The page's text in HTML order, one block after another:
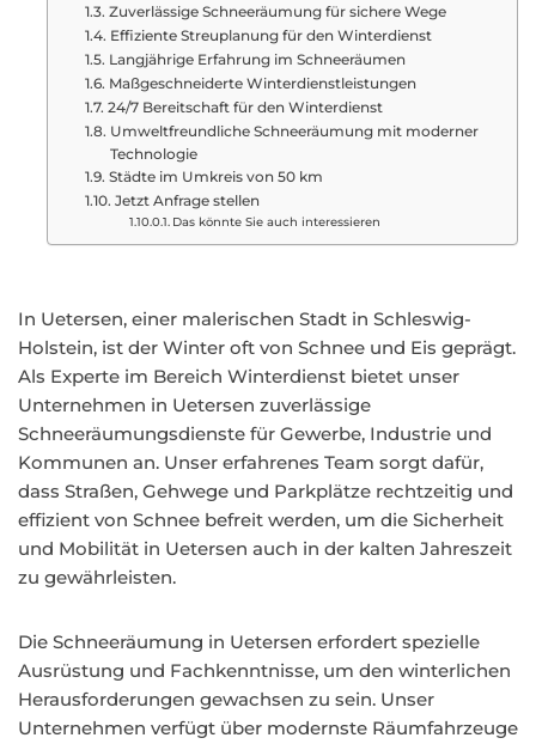
Zuverlässige Schneeräumung für sichere Wege
Effiziente Streuplanung für den Winterdienst
Langjährige Erfahrung im Schneeräumen
Maßgeschneiderte Winterdienstleistungen
24/7 Bereitschaft für den Winterdienst
Umweltfreundliche Schneeräumung mit moderner
Technologie
Städte im Umkreis von 50 km
Jetzt Anfrage stellen
Das könnte Sie auch interessieren
In Uetersen, einer malerischen Stadt in Schleswig-
Holstein, ist der Winter oft von Schnee und Eis geprägt.
Als Experte im Bereich Winterdienst bietet unser
Unternehmen in Uetersen zuverlässige
Schneeräumungsdienste für Gewerbe, Industrie und
Kommunen an. Unser erfahrenes Team sorgt dafür,
dass Straßen, Gehwege und Parkplätze rechtzeitig und
effizient von Schnee befreit werden, um die Sicherheit
und Mobilität in Uetersen auch in der kalten Jahreszeit
zu gewährleisten.
Die Schneeräumung in Uetersen erfordert spezielle
Ausrüstung und Fachkenntnisse, um den winterlichen
Herausforderungen gewachsen zu sein. Unser
Unternehmen verfügt über modernste Räumfahrzeuge